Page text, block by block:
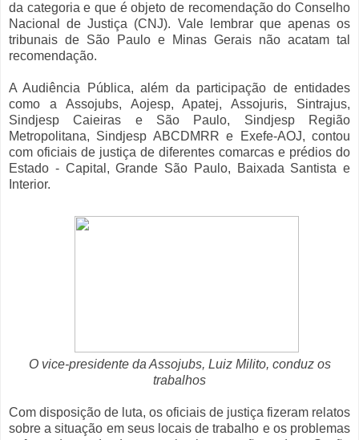
da categoria e que é objeto de recomendação do Conselho
Nacional de Justiça (CNJ). Vale lembrar que apenas os
tribunais de São Paulo e Minas Gerais não acatam tal
recomendação.
A Audiência Pública, além da participação de entidades
como a Assojubs, Aojesp, Apatej, Assojuris, Sintrajus,
Sindjesp Caieiras e São Paulo, Sindjesp Região
Metropolitana, Sindjesp ABCDMRR e Exefe-AOJ, contou
com oficiais de justiça de diferentes comarcas e prédios do
Estado - Capital, Grande São Paulo, Baixada Santista e
Interior.
O vice-presidente da Assojubs, Luiz Milito, conduz os
trabalhos
Com disposição de luta, os oficiais de justiça fizeram relatos
sobre a situação em seus locais de trabalho e os problemas